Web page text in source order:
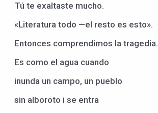
Tú te exaltaste mucho.
«Literatura todo —el resto es esto».
Entonces comprendimos la tragedia.
Es como el agua cuando
inunda un campo, un pueblo
sin alboroto i se entra